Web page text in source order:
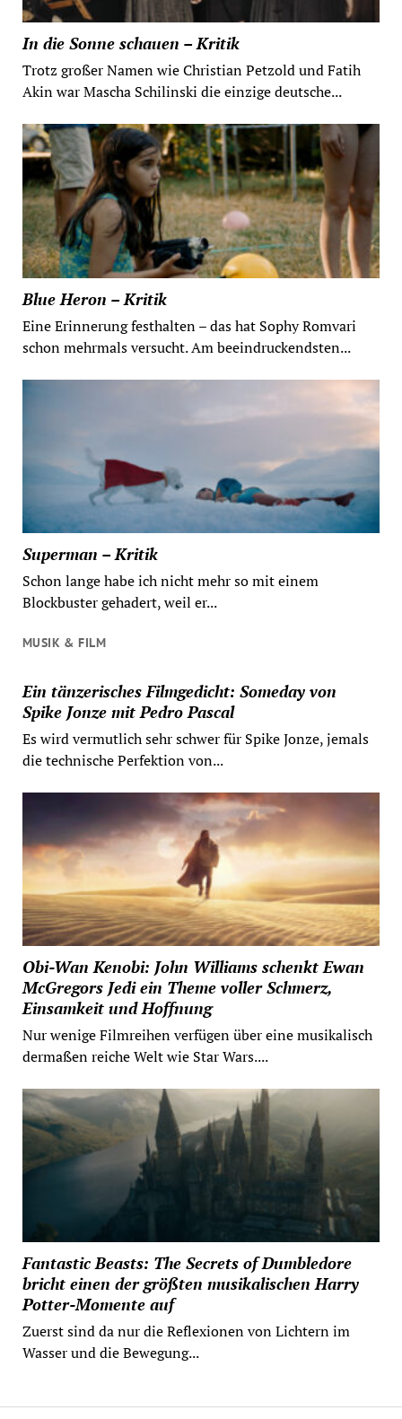
In die Sonne schauen – Kritik
Trotz großer Namen wie Christian Petzold und Fatih
Akin war Mascha Schilinski die einzige deutsche...
Blue Heron – Kritik
Eine Erinnerung festhalten – das hat Sophy Romvari
schon mehrmals versucht. Am beeindruckendsten...
Superman – Kritik
Schon lange habe ich nicht mehr so mit einem
Blockbuster gehadert, weil er...
MUSIK & FILM
Ein tänzerisches Filmgedicht: Someday von
Spike Jonze mit Pedro Pascal
Es wird vermutlich sehr schwer für Spike Jonze, jemals
die technische Perfektion von...
Obi-Wan Kenobi: John Williams schenkt Ewan
McGregors Jedi ein Theme voller Schmerz,
Einsamkeit und Hoffnung
Nur wenige Filmreihen verfügen über eine musikalisch
dermaßen reiche Welt wie Star Wars....
Fantastic Beasts: The Secrets of Dumbledore
bricht einen der größten musikalischen Harry
Potter-Momente auf
Zuerst sind da nur die Reflexionen von Lichtern im
Wasser und die Bewegung...